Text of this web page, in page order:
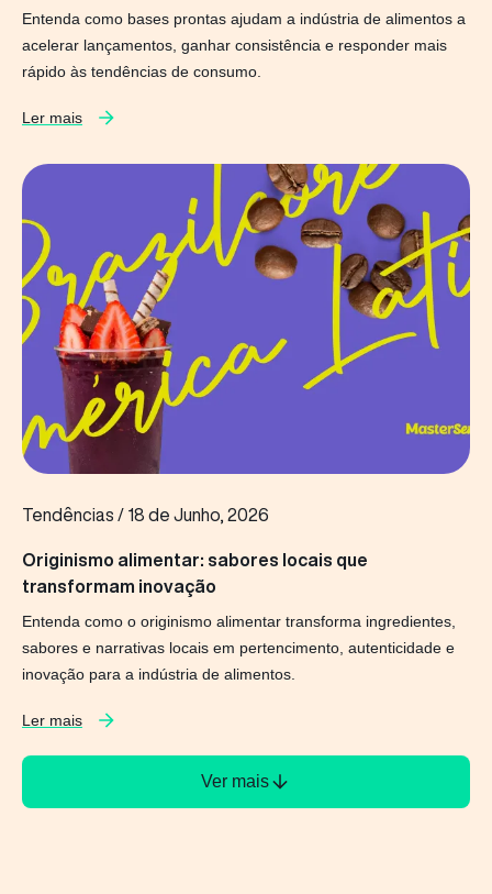
Entenda como bases prontas ajudam a indústria de alimentos a
acelerar lançamentos, ganhar consistência e responder mais
rápido às tendências de consumo.
Ler mais
Tendências / 18 de Junho, 2026
Originismo alimentar: sabores locais que
transformam inovação
Entenda como o originismo alimentar transforma ingredientes,
sabores e narrativas locais em pertencimento, autenticidade e
inovação para a indústria de alimentos.
Ler mais
Ver mais